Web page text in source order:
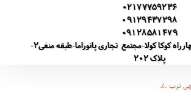
02177759236
09129437298
09128581479
تهران- خیابان پیروزی-چهارراه کوکا کولا-مجتمع تجاری پانوراما-طبقه منفی2-
پلاک 202